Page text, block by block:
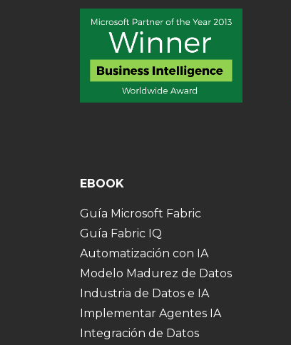
EBOOK
Guía Microsoft Fabric
Guía Fabric IQ
Automatización con IA
Modelo Madurez de Datos
Industria de Datos e IA
Implementar Agentes IA
Integración de Datos